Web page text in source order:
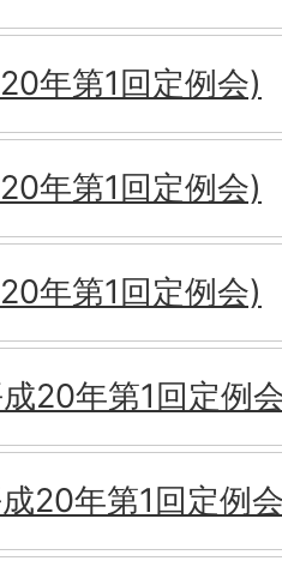
年第1回定例会)
年第1回定例会)
年第1回定例会)
20年第1回定例
20年第1回定例